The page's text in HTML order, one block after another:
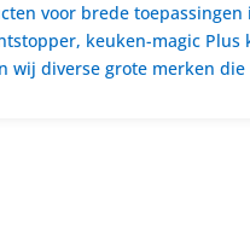
voor brede
keuken-magic
wij diverse grote merken